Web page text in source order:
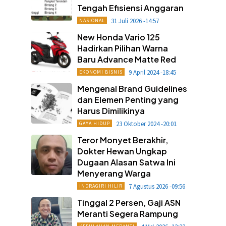
Tengah Efisiensi Anggaran
NASIONAL 31 Juli 2026 -14:57
New Honda Vario 125
Hadirkan Pilihan Warna
Baru Advance Matte Red
EKONOMI BISNIS 9 April 2024 -18:45
Mengenal Brand Guidelines
dan Elemen Penting yang
Harus Dimilikinya
GAYA HIDUP 23 Oktober 2024 -20:01
Teror Monyet Berakhir,
Dokter Hewan Ungkap
Dugaan Alasan Satwa Ini
Menyerang Warga
INDRAGIRI HILIR 7 Agustus 2026 -09:56
Tinggal 2 Persen, Gaji ASN
Meranti Segera Rampung